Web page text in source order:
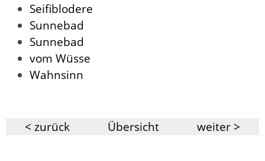
Seifiblodere
Sunnebad
Sunnebad
vom Wüsse
Wahnsinn
< zurück Übersicht weiter >